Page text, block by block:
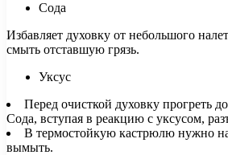
Сода
Избавляет духовку от небольшого
смыть отставшую грязь.
Уксус
Перед очисткой духовку прогреть
Сода, вступая в реакцию с уксусом,
В термостойкую кастрюлю нужно
вымыть.